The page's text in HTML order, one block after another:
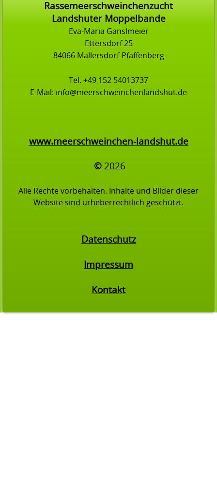
Rassemeerschweinchenzucht
Landshuter Moppelbande
Eva-Maria Ganslmeier
Ettersdorf 25
84066 Mallersdorf-Pfaffenberg
Tel. +49 152 54013737
E-Mail: info@meerschweinchenlandshut.de
www.meerschweinchen-landshut.de
© 2026
Alle Rechte vorbehalten. Inhalte und Bilder dieser
Website sind urheberrechtlich geschützt.
Datenschutz
Impressum
Kontakt